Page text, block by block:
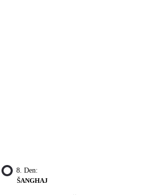
8. Den:
ŠANGHAJ